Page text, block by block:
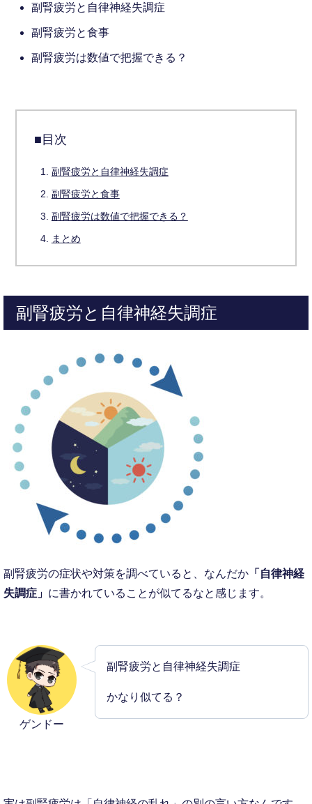
副腎疲労と自律神経失調症
副腎疲労と食事
副腎疲労は数値で把握できる？
■目次
副腎疲労と自律神経失調症
副腎疲労と食事
副腎疲労は数値で把握できる？
まとめ
副腎疲労と自律神経失調症
副腎疲労の症状や対策を調べていると、なんだか 「自律神経
失調症」 に書かれていることが似てるなと感じます。
ゲンドー
副腎疲労と自律神経失調症
かなり似てる？